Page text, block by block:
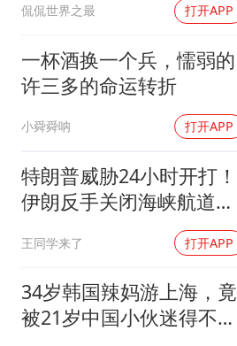
侃侃世界之最 打开APP
一杯酒换一个兵，懦弱的
许三多的命运转折
小舜舜呐 打开APP
特朗普威胁24小时开打！
伊朗反手关闭海峡航道，
王同学来了 打开APP
34岁韩国辣妈游上海，竟
被21岁中国小伙迷得不要